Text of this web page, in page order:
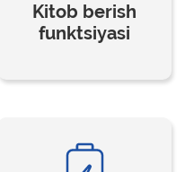
Kitob berish
funktsiyasi